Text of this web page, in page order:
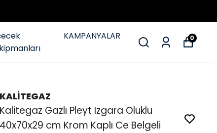
KAMPANYALAR 0
KALİTEGAZ
Kalitegaz Gazlı Pleyt Izgara Oluklu
40x70x29 cm Krom Kaplı Ce Belgeli